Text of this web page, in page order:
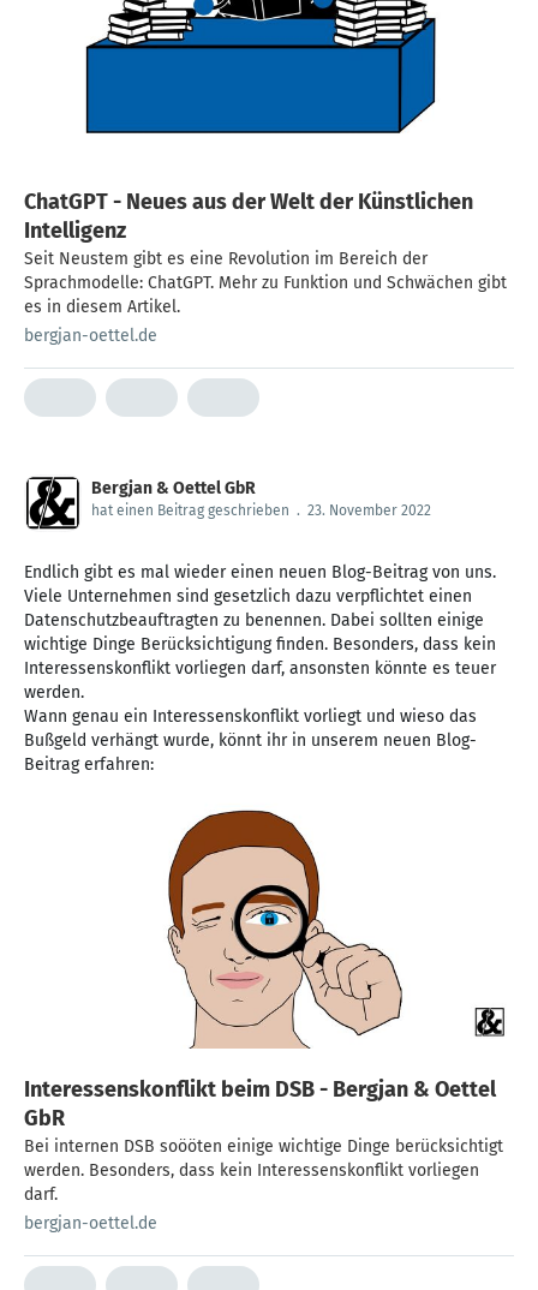
ChatGPT - Neues aus der Welt der Künstlichen
Intelligenz
Seit Neustem gibt es eine Revolution im Bereich der
Sprachmodelle: ChatGPT. Mehr zu Funktion und Schwächen gibt
es in diesem Artikel.
bergjan-oettel.de
Bergjan & Oettel GbR
hat einen Beitrag geschrieben . 23. November 2022
Endlich gibt es mal wieder einen neuen Blog-Beitrag von uns.
Viele Unternehmen sind gesetzlich dazu verpflichtet einen
Datenschutzbeauftragten zu benennen. Dabei sollten einige
wichtige Dinge Berücksichtigung finden. Besonders, dass kein
Interessenskonflikt vorliegen darf, ansonsten könnte es teuer
werden.
Wann genau ein Interessenskonflikt vorliegt und wieso das
Bußgeld verhängt wurde, könnt ihr in unserem neuen Blog-
Beitrag erfahren:
Interessenskonflikt beim DSB - Bergjan & Oettel
GbR
Bei internen DSB soööten einige wichtige Dinge berücksichtigt
werden. Besonders, dass kein Interessenskonflikt vorliegen
darf.
bergjan-oettel.de